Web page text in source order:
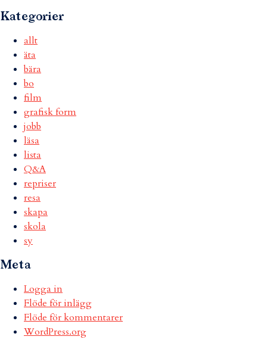
Kategorier
allt
äta
bära
bo
film
grafisk form
jobb
läsa
lista
Q&A
repriser
resa
skapa
skola
sy
Meta
Logga in
Flöde för inlägg
Flöde för kommentarer
WordPress.org